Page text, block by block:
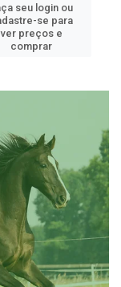
seu login ou
se para
ver preços e
comprar